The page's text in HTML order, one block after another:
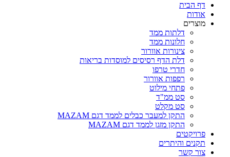
דף הבית
אודות
מוצרים
דלתות ממד
חלונות ממד
צינורות אוורור
דלת הדף רסיסים למוסדות בריאות
חדרי טרפו
רפפות אוורור
פתחי מילוט
סט ממ"ד
סט מקלט
התקן למעבר כבלים לממד דגם MAZAM
התקן מזגן לממד דגם MAZAM
פרויקטים
תקנים והיתרים
צור קשר